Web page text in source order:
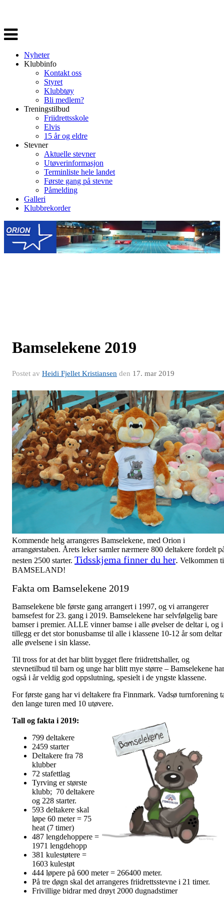
Veksle
navigasjon
Nyheter
Klubbinfo
Kontakt oss
Styret
Klubbtøy
Bli medlem?
Treningstilbud
Friidrettsskole
Elvis
15 år og eldre
Stevner
Aktuelle stevner
Utøverinformasjon
Terminliste hele landet
Første gang på stevne
Påmelding
Galleri
Klubbrekorder
Bamselekene 2019
Postet av Heidi Fjellet Kristiansen den 17. mar 2019
Kommende helg arrangeres Bamselekene, med Orion i
arrangørstaben. Årets leker samler nærmere 800 deltakere fordelt
nesten 2500 starter. Tidsskjema finner du her. Velkommen
BAMSELAND!
Fakta om Bamselekene 2019
Bamselekene ble første gang arrangert i 1997, og vi arrangerer
bamsefest for 23. gang i 2019. Bamselekene har selvfølgelig bare
bamser i premier. ALLE vinner bamse i alle øvelser de deltar i, og i
tillegg er det stor bonusbamse til alle i klassene 10-12 år som deltar
alle øvelsene i sin klasse.
Til tross for at det har blitt bygget flere friidrettshaller, og
stevnetilbud til barn og unge har blitt mye større – Bamselekene har
også i år veldig god oppslutning, spesielt i de yngste klassene.
For første gang har vi deltakere fra Finnmark. Vadsø turnforening
den lange turen med 10 utøvere.
Tall og fakta i 2019:
799 deltakere
2459 starter
Deltakere fra 78
klubber
72 stafettlag
Tyrving er største
klubb; 70 deltakere
og 228 starter.
593 deltakere skal
løpe 60 meter = 75
heat (7 timer)
487 lengdehoppere =
1971 lengdehopp
381 kulestøtere =
1603 kulestøt
444 løpere på 600 meter = 266400 meter.
På tre døgn skal det arrangeres friidrettsstevne i 21 timer.
Frivillige bidrar med drøyt 2000 dugnadstimer